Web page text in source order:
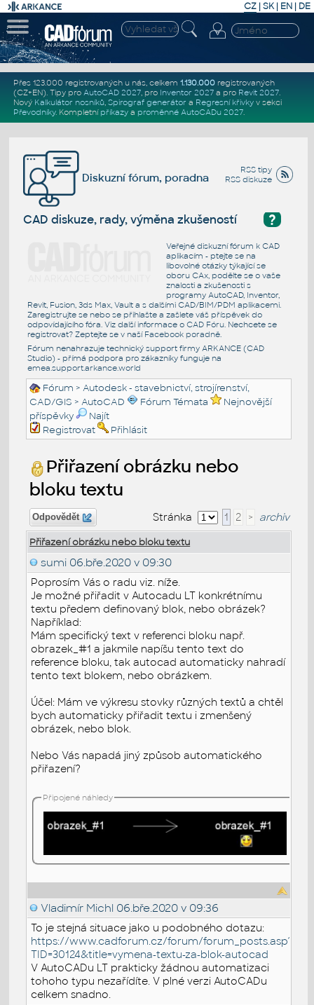
CZ | SK| EN | DE
Přes 123.000 registrovaných u nás, celkem 1.130.000registrovaných
(CZ+EN). Tipy pro AutoCAD 2027, pro Inventor 2027a pro Revit 2027.
Nový Kalkulátor nosníků, Spirograf generátor a Regresní křivkyv sekci
Převodníky. Kompletní příkazya proměnné AutoCADu 2027.
RSS tipy
RSS diskuze
Diskuzní fórum, poradna
?
CAD diskuze, rady, výměna zkušeností
Veřejné diskuzní fórum k CAD
aplikacím - ptejte se na
libovolné otázky týkající se
oboru CAx, podělte se o vaše
znalosti a zkušenosti s
programy AutoCAD, Inventor,
Revit, Fusion, 3ds Max, Vault a s dalšími CAD/BIM/PDM aplikacemi.
Zaregistrujte se nebo se přihlašte a zašlete váš příspěvek do
odpovídajícího fóra. Viz další informace o CAD Fóru. Nechcete se
registrovat? Zeptejte se v naší Facebook poradně.
Fórum nenahrazuje technický support firmy ARKANCE (CAD
Studio) - přímá podpora pro zákazníky funguje na
emea.support.arkance.world
Fórum >Autodesk - stavebnictví, strojírenství,
CAD/GIS >AutoCAD Fórum Témata
Nejnovější
příspěvky
Najít
Registrovat
Přihlásit
Přiřazení obrázku nebo
bloku textu
Odpovědět Stránka 1 2 > archiv
Přiřazení obrázku nebo bloku textu
sumi 06.bře.2020 v 09:30
Poprosím Vás o radu viz. níže.
Je možné přiřadit v Autocadu LT konkrétnímu
textu předem definovaný blok, nebo obrázek?
Například:
Mám specifický text v referenci bloku např.
obrazek_#1 a jakmile napíšu tento text do
reference bloku, tak autocad automaticky nahradí
tento text blokem, nebo obrázkem.
Účel: Mám ve výkresu stovky různých textů a chtěl
bych automaticky přiřadit textu i zmenšený
obrázek, nebo blok.
Nebo Vás napadá jiný způsob automatického
přiřazení?
Připojené náhledy
Vladimír Michl 06.bře.2020 v 09:36
To je stejná situace jako u podobného dotazu:
https://www.cadforum.cz/forum/forum_posts.asp?
TID=30124&title=vymena-textu-za-blok-autocad
V AutoCADu LT prakticky žádnou automatizaci
tohoho typu nezařídíte. V plné verzi AutoCADu
celkem snadno.